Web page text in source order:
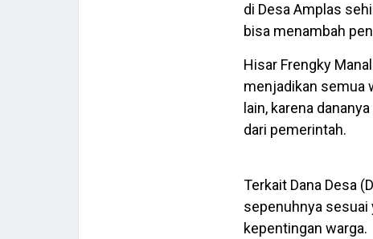
di Desa Amplas
bisa menambah
Hisar Frengky
menjadikan semua
lain, karena
dari pemerintah.
Terkait Dana Desa
sepenuhnya sesuai
kepentingan warga.